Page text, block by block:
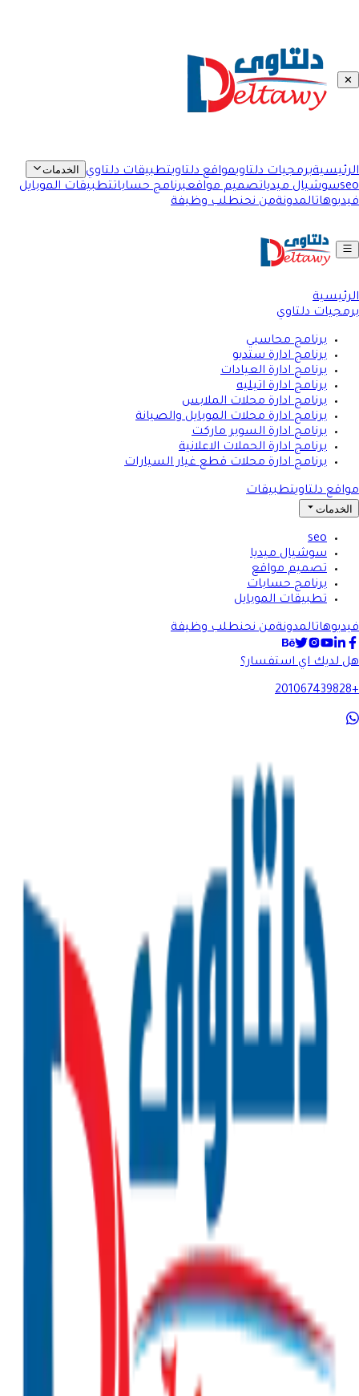
✕
الرئيسيةبرمجيات دلتاويمواقع دلتاويتطبيقات دلتاوي الخدمات
seoسوشيال ميدياتصميم مواقعبرنامج حساباتتطبيقات الموبايل
فيديوهاتالمدونةمن نحنطلب وظيفة
الرئيسية
برمجيات دلتاوي
برنامج محاسبي
برنامج ادارة ستديو
برنامج ادارة العيادات
برنامج ادارة اتيليه
برنامج ادارة محلات الملابس
برنامج ادارة محلات الموبايل والصيانة
برنامج ادارة السوبر ماركت
برنامج ادارة الحملات الاعلانية
برنامج ادارة محلات قطع غيار السيارات
مواقع دلتاويتطبيقات
الخدمات
seo
سوشيال ميديا
تصميم مواقع
برنامج حسابات
تطبيقات الموبايل
فيديوهاتالمدونةمن نحنطلب وظيفة
هل لديك اي استفسار؟
+201067439828